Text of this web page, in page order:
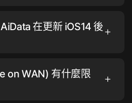
在更新 iOS14 後
on WAN) 有什麼限